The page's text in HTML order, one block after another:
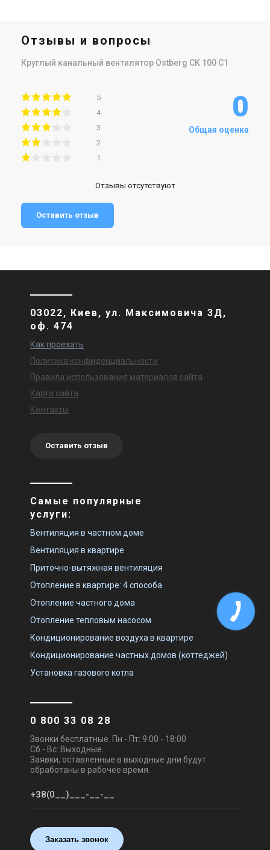
Отзывы и вопросы
Круглый канальный вентилятор Ostberg CK 100 С1
5
4
3
2
1
0
Общая оценка
Отзывы отсутствуют
Оставить отзыв
03022, Киев, ул. Максимовича 3Д,
оф. 474
Как проехать
Политика конфиденциальности
Правила использования материалов сайта
Карта сайта
Контакты
Оставить отзыв
Самые популярные
услуги:
Вентиляция в частном доме
Вентиляция в квартире
Приточно-вытяжная вентиляция
Отопление в квартире: 4 способа
Отопление частного дома
Отопление тепловым насосом
Кондиционирование воздуха в квартире
Кондиционирование частных домов (коттеджей)
Установка газового котла
0 800 33 08 28
Звонки бесплатные. Пн - Пт: 9:00 - 18:00
Сб - Вс: Выходные.
Заявки, оставленные в выходные дни будут
обработаны в рабочее время.
Заказать звонок